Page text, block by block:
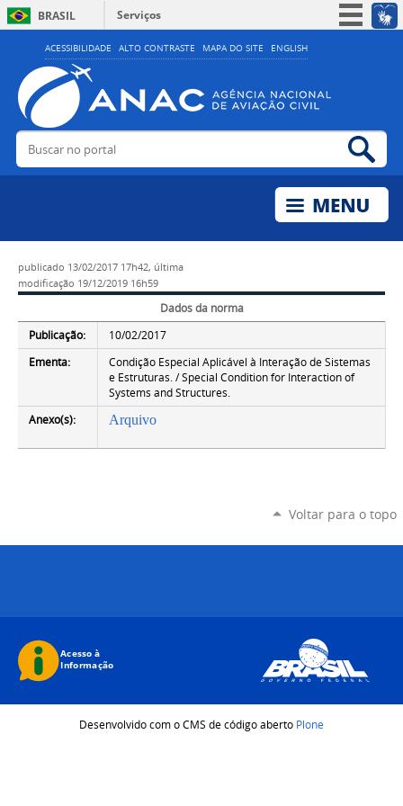
ACESSIBILIDADE ALTO CONTRASTE MAPA DO SITE ENGLISH
BRASIL
Serviços
Simplifique!
Acesso à informação
Legislação
Buscar no portal
publicado 13/02/2017 17h42, última
modificação 19/12/2019 16h59
Dados da norma
Publicação:
10/02/2017
Ementa:
Condição Especial Aplicável à Interação de Sistemas
e Estruturas. / Special Condition for Interaction of
Systems and Structures.
Anexo(s):
Arquivo
Voltar para o topo
Desenvolvido com o CMS de código aberto Plone